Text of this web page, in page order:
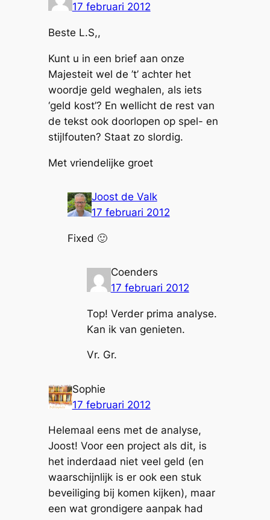
17 februari 2012
Beste L.S,,
Kunt u in een brief aan onze
Majesteit wel de ’t’ achter het
woordje geld weghalen, als iets
‘geld kost’? En wellicht de rest van
de tekst ook doorlopen op spel- en
stijlfouten? Staat zo slordig.
Met vriendelijke groet
Joost de Valk
17 februari 2012
Fixed 🙂
Coenders
17 februari 2012
Top! Verder prima analyse.
Kan ik van genieten.
Vr. Gr.
Sophie
17 februari 2012
Helemaal eens met de analyse,
Joost! Voor een project als dit, is
het inderdaad niet veel geld (en
waarschijnlijk is er ook een stuk
beveiliging bij komen kijken), maar
een wat grondigere aanpak had